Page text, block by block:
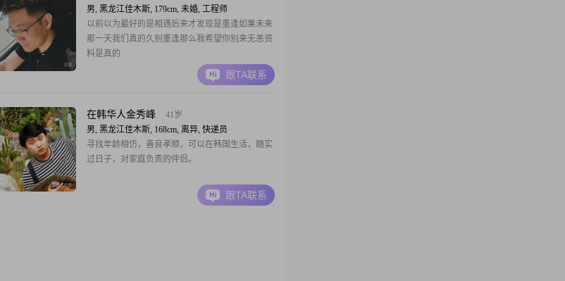
男, 黑龙江佳木斯, 179cm, 未婚, 工程师
以前以为最好的是相遇后来才发现是重逢如果未来
那一天我们真的久别重逢那么我希望你别来无恙资
料是真的
跟TA联系
在韩华人金秀峰
41岁
男, 黑龙江佳木斯, 168cm, 离异, 快递员
寻找年龄相仿，善良孝顺，可以在韩国生活，踏实
过日子，对家庭负责的伴侣。
跟TA联系